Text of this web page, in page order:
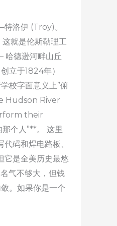
洛伊 (Troy)。
就是伦斯勒理工
德逊河畔山丘
立于1824年）
校字面意义上”俯
Hudson River
their
个人”**。 这里
码和焊电路板、
它是全美历史最悠
气不够大，但钱
。如果你是一个